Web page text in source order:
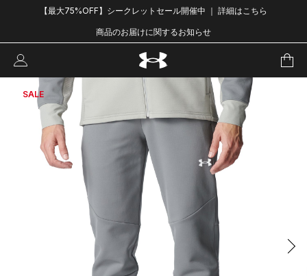
【最大75%OFF】シークレットセール開催中 ｜ 詳細はこちら
商品のお届けに関するお知らせ
SALE